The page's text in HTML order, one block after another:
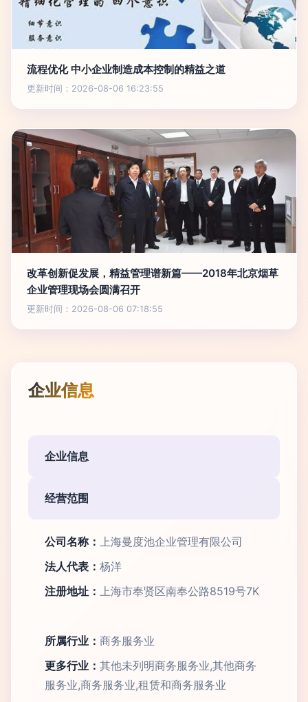
流程优化 中小企业制造成本控制的精益之道
更新时间：2026-08-06 16:23:55
改革创新促发展，精益管理谱新篇——2018年北京烟草
企业管理现场会圆满召开
更新时间：2026-08-06 07:18:55
企业信息
企业信息
经营范围
公司名称： 上海曼度池企业管理有限公司
法人代表： 杨洋
注册地址： 上海市奉贤区南奉公路8519号7K
所属行业： 商务服务业
更多行业： 其他未列明商务服务业,其他商务
服务业,商务服务业,租赁和商务服务业